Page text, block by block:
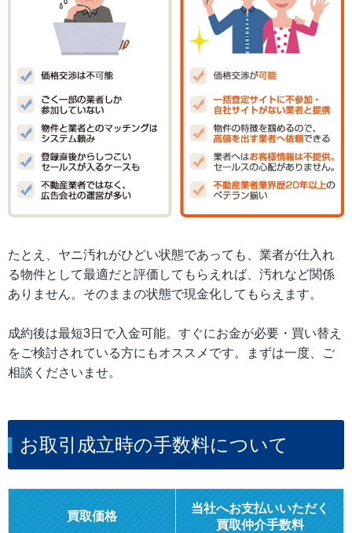
たとえ、ヤニ汚れがひどい状態であっても、業者が仕入れ
る物件として最適だと評価してもらえれば、汚れなど関係
ありません。そのままの状態で現金化してもらえます。
成約後は最短3日で入金可能。すぐにお金が必要・買い替え
をご検討されている方にもオススメです。まずは一度、ご
相談くださいませ。
お取引成立時の手数料について
買取価格
当社へお支払いいただく
買取仲介手数料